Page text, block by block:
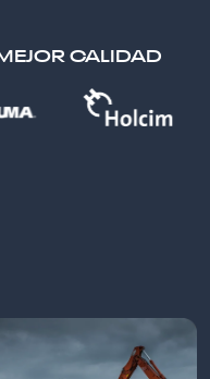
CALIDAD